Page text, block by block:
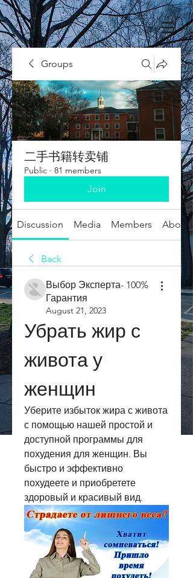
Groups
二手书籍转卖铺
Public · 81 members
Join
Discussion Media Members About
Back
Выбор Эксперта- 100%
Гарантия
August 21, 2023
Убрать жир с
живота у
женщин
Уберите избыток жира с живота
с помощью нашей простой и
доступной программы для
похудения для женщин. Вы
быстро и эффективно
похудеете и приобретете
здоровый и красивый вид.